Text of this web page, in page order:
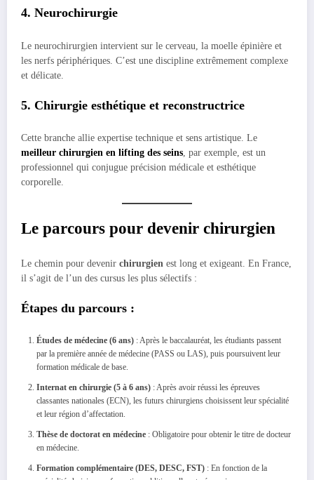
4. Neurochirurgie
Le neurochirurgien intervient sur le cerveau, la moelle épinière et
les nerfs périphériques. C’est une discipline extrêmement complexe
et délicate.
5. Chirurgie esthétique et reconstructrice
Cette branche allie expertise technique et sens artistique. Le
meilleur chirurgien en lifting des seins, par exemple, est un
professionnel qui conjugue précision médicale et esthétique
corporelle.
Le parcours pour devenir chirurgien
Le chemin pour devenir chirurgien est long et exigeant. En France,
il s’agit de l’un des cursus les plus sélectifs :
Étapes du parcours :
Études de médecine (6 ans) : Après le baccalauréat, les étudiants passent
par la première année de médecine (PASS ou LAS), puis poursuivent leur
formation médicale de base.
Internat en chirurgie (5 à 6 ans) : Après avoir réussi les épreuves
classantes nationales (ECN), les futurs chirurgiens choisissent leur spécialité
et leur région d’affectation.
Thèse de doctorat en médecine : Obligatoire pour obtenir le titre de docteur
en médecine.
Formation complémentaire (DES, DESC, FST) : En fonction de la